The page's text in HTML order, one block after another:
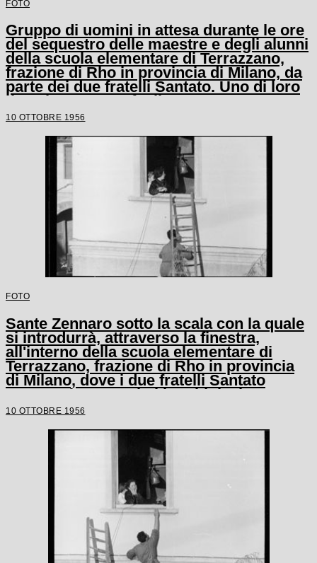
FOTO
Gruppo di uomini in attesa durante le ore
del sequestro delle maestre e degli alunni
della scuola elementare di Terrazzano,
frazione di Rho in provincia di Milano, da
parte dei due fratelli Santato. Uno di loro
tiene in mano un fucile
10 OTTOBRE 1956
FOTO
Sante Zennaro sotto la scala con la quale
si introdurrà, attraverso la finestra,
all'interno della scuola elementare di
Terrazzano, frazione di Rho in provincia
di Milano, dove i due fratelli Santato
tengono in ostaggio i bambini e le tre
maestre
10 OTTOBRE 1956